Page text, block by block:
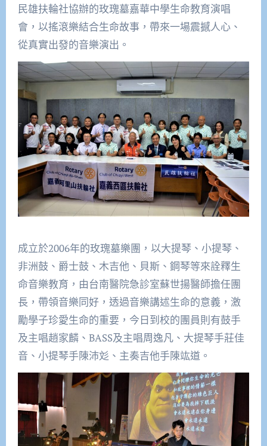
民雄扶輪社協辦的玫瑰墓嘉華中學生命教育演唱
會，以搖滾樂結合生命故事，帶來一場震撼人心、
從真實出發的音樂演出。
成立於2006年的玫瑰墓樂團，以大提琴、小提琴、
非洲鼓、爵士鼓、木吉他、貝斯、鋼琴等來詮釋生
命音樂教育，由台南醫院急診室蘇世揚醫師擔任團
長，帶領音樂同好，透過音樂講述生命的意義，激
勵學子珍愛生命的重要，今日到校的團員則有鼓手
及主唱趙家麟、BASS及主唱周逸凡、大提琴手莊佳
音、小提琴手陳沛彣、主奏吉他手陳竑道。